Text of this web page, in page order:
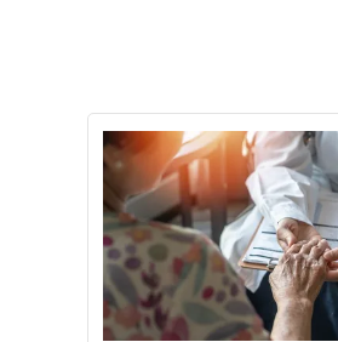
原料・素材
通販
美容室・サロン
Pharmaceuticals & Medical
患者調査
ドクター調査
モダリティ
精神神経
デジタル
その他